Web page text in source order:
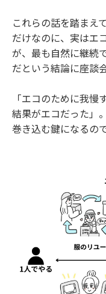
これらの話を踏まえ
だけなのに、実はエ
が、最も自然に継続
だという結論に座談
「エコのために我
結果がエコだった」
巻き込む鍵になるの